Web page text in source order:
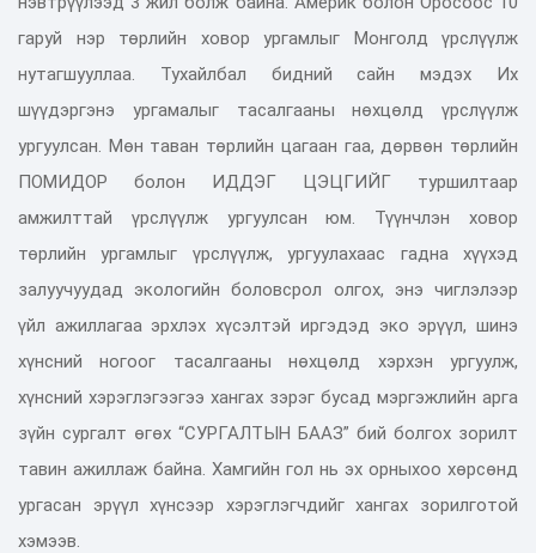
гаруй нэр төрлийн ховор ургамлыг Монголд үрслүүлж
нутагшууллаа. Тухайлбал бидний сайн мэдэх Их
шүүдэргэнэ ургамалыг тасалгааны нөхцөлд үрслүүлж
ургуулсан. Мөн таван төрлийн цагаан гаа, дөрвөн төрлийн
ПОМИДОР болон ИДДЭГ ЦЭЦГИЙГ туршилтаар
амжилттай үрслүүлж ургуулсан юм. Түүнчлэн ховор
төрлийн ургамлыг үрслүүлж, ургуулахаас гадна хүүхэд
залуучуудад экологийн боловсрол олгох, энэ чиглэлээр
үйл ажиллагаа эрхлэх хүсэлтэй иргэдэд эко эрүүл, шинэ
хүнсний ногоог тасалгааны нөхцөлд хэрхэн ургуулж,
хүнсний хэрэглэгээгээ хангах зэрэг бусад мэргэжлийн арга
зүйн сургалт өгөх “СУРГАЛТЫН БААЗ” бий болгох зорилт
тавин ажиллаж байна. Хамгийн гол нь эх орныхоо хөрсөнд
ургасан эрүүл хүнсээр хэрэглэгчдийг хангах зорилготой
хэмээв.